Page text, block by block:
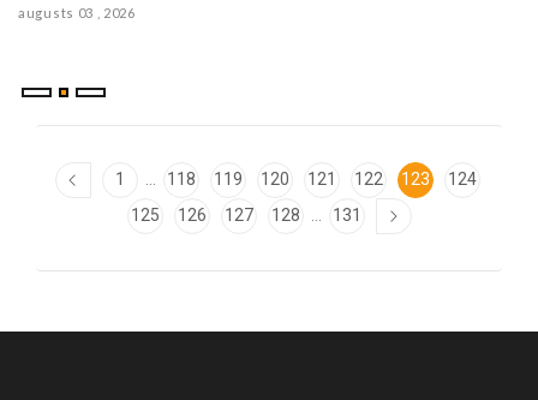
augusts 03 , 2026
1 118 119 120 121 122 123
124
125
126 127 128 131